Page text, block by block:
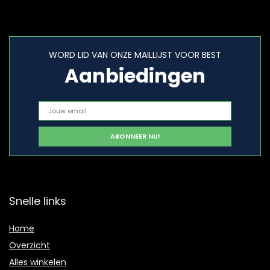
WORD LID VAN ONZE MAILLIJST VOOR BEST
Aanbiedingen
Snelle links
Home
Overzicht
Alles winkelen